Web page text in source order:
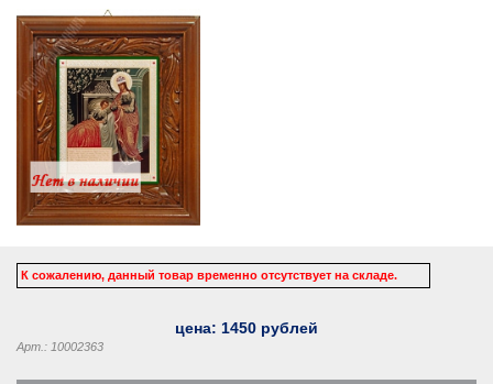
К сожалению, данный товар временно отсутствует на складе.
цена: 1450 рублей
Арт.: 10002363